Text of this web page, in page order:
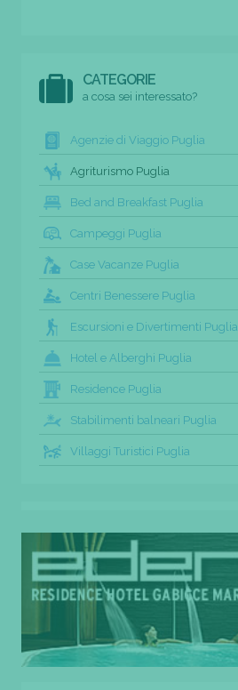
CATEGORIE
a cosa sei interessato?
Agenzie di Viaggio Puglia
Agriturismo Puglia
Bed and Breakfast Puglia
Campeggi Puglia
Case Vacanze Puglia
Centri Benessere Puglia
Escursioni e Divertimenti Puglia
Hotel e Alberghi Puglia
Residence Puglia
Stabilimenti balneari Puglia
Villaggi Turistici Puglia